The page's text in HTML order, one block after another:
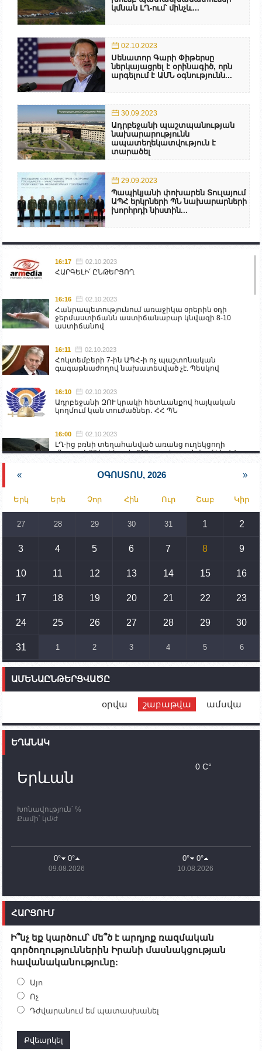
կմնան ԼՂ-ում՝ մինչև...
02.10.2023
Սենատոր Գարի Փիթերսը
ներկայացրել է օրինագիծ, որն
արգելում է ԱՄՆ օգնությունն...
30.09.2023
Ադրբեջանի պաշտպանության
նախարարությունն
ապատեղեկատվություն է
տարածել
29.09.2023
Պապիկյանի փոխարեն Տուլայում
ԱՊՀ երկրների ՊՆ նախարարների
խորհրդի նիստին...
16:17 02.10.2023
ՀԱՐԳԵԼԻ՛ ԸՆԹԵՐՑՈՂ
16:16 02.10.2023
Հանրապետությունում առաջիկա օրերին օդի
ջերմաստիճանն աստիճանաբար կնվազի 8-10
աստիճանով
16:11 02.10.2023
Հոկտեմբերի 7-ին ԱՊՀ-ի ոչ պաշտոնական
գագաթնաժողով նախատեսված չէ. Պեսկով
16:10 02.10.2023
Ադրբեջանի ԶՈՒ կրակի հետևանքով հայկական
կողմում կան տուժածներ․ ՀՀ ՊՆ
16:00 02.10.2023
ԼՂ-ից բռնի տեղահանված առանց ուղեկցողի
մնացած 20 երեխա և 216 տարեց գտնվում են ՀՀ
նախարարության հոգածության ներքո
Իրանը կողմ է տարածաշրջանի համար շահավետ
տրանսպորտային հաղորդակցությունների
զարգացմանը, սակայն ոչ՝ միջազգային
սահմանների փոփոխությանը
15:10 02.10.2023
սպառնալիքները կասեցնելու համար. իսպանացի
պատգամավորը Գորիսում է
14:54 02.10.2023
տեղակայված հայկական դիրքերի անձնակազմի
ունեն. կիպրոսցի խորհրդարանականը՝ Ալեն
Ֆրանսիայի ԱԳ նախարարը կայցելի Հայաստան
պատասխանատուներ կմնան ԼՂ-ում՝ մինչև
որոնողափրկարարական աշխատանքների
11:03
ՄԱԿ-ի առաքելությունը շատ, շատ, շատ օգտակար
Ադրբեջանի փոխվարչապետն այսօր կմեկնի
Ստեփանակերտ
10:07 02.10.2023
09:38 02.10.2023
Խումբն Արցախում կմնա` մինչև զոհվածների
աճյունների ու անհետ կորածների
Ժամը 18։00-ի դրությամբ ԼՂ-ից բռնի տեղահանված
19:54
« ՕԳՈՍՏՈՍ, 2026 »
Երկ Երե Չոր Հին Ուր Շաբ Կիր
27 28 29 30 31 1 2
3 4 5 6 7 8 9
10 11 12 13 14 15 16
17 18 19 20 21 22 23
24 25 26 27 28 29 30
31 1 2 3 4 5 6
ԱՄԵՆԱԸՆԹԵՐՑՎԱԾԸ
օրվա շաբաթվա ամսվա
ԵՂԱՆԱԿ
Երևան
Խոնավություն՝ %
Քամի՝ կմ/ժ
0 C°
0° 0°
09.08.2026
0° 0°
10.08.2026
ՀԱՐՑՈՒՄ
Ի՞նչ եք կարծում՝ մե՞ծ է արդյոք ռազմական
գործողություններին Իրանի մասնակցության
հավանականությունը:
Այո
Ոչ
Դժվարանում եմ պատասխանել